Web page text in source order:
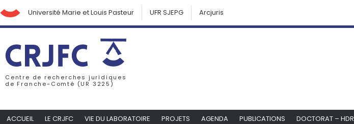
Université Marie et Louis Pasteur UFR SJEPG Arcjuris
Centre de recherches juridiques
de Franche-Comté (UR 3225)
ACCUEIL LE CRJFC VIE DU LABORATOIRE PROJETS AGENDA PUBLICATIONS DOCTORAT – HDR